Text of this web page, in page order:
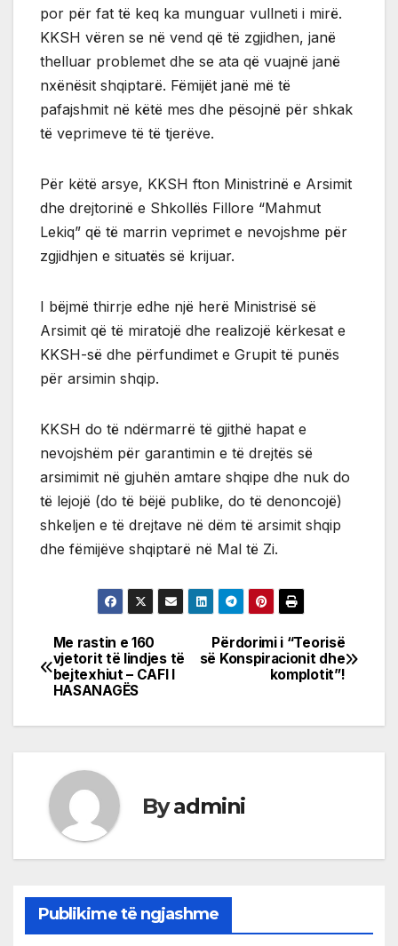
por për fat të keq ka munguar vullneti i mirë.
KKSH vëren se në vend që të zgjidhen, janë
thelluar problemet dhe se ata që vuajnë janë
nxënësit shqiptarë. Fëmijët janë më të
pafajshmit në këtë mes dhe pësojnë për shkak
të veprimeve të të tjerëve.
Për këtë arsye, KKSH fton Ministrinë e Arsimit
dhe drejtorinë e Shkollës Fillore “Mahmut
Lekiq” që të marrin veprimet e nevojshme për
zgjidhjen e situatës së krijuar.
I bëjmë thirrje edhe një herë Ministrisë së
Arsimit që të miratojë dhe realizojë kërkesat e
KKSH-së dhe përfundimet e Grupit të punës
për arsimin shqip.
KKSH do të ndërmarrë të gjithë hapat e
nevojshëm për garantimin e të drejtës së
arsimimit në gjuhën amtare shqipe dhe nuk do
të lejojë (do të bëjë publike, do të denoncojë)
shkeljen e të drejtave në dëm të arsimit shqip
dhe fëmijëve shqiptarë në Mal të Zi.
Post
navigation
Përdorimi i “Teorisë
së Konspiracionit dhe
komplotit”!
Me rastin e 160
vjetorit të lindjes të
bejtexhiut – CAFI I
HASANAGËS
Byadmini
Publikime të ngjashme